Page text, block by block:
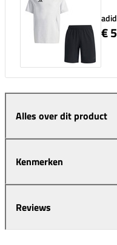
€
Alles over dit product
Kenmerken
Reviews